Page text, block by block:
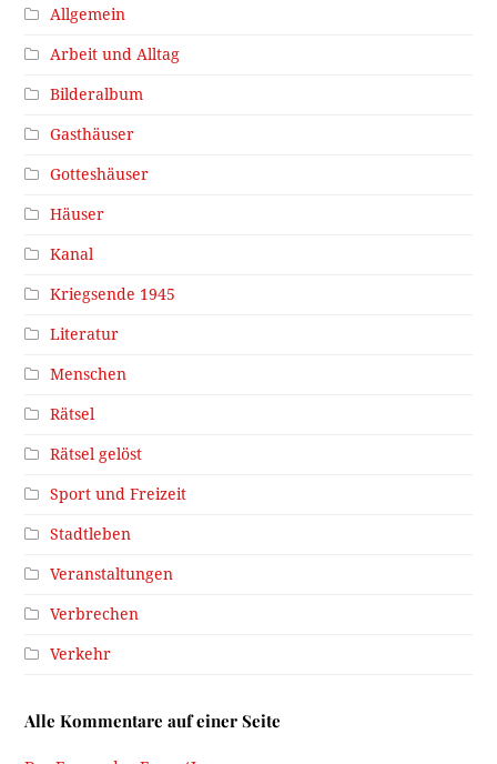
Allgemein
Arbeit und Alltag
Bilderalbum
Gasthäuser
Gotteshäuser
Häuser
Kanal
Kriegsende 1945
Literatur
Menschen
Rätsel
Rätsel gelöst
Sport und Freizeit
Stadtleben
Veranstaltungen
Verbrechen
Verkehr
Alle Kommentare auf einer Seite